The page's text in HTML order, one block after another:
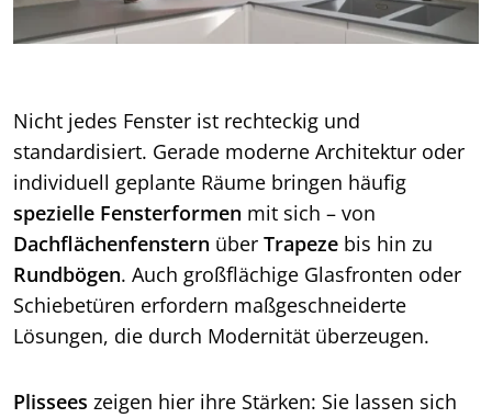
Nicht jedes Fenster ist rechteckig und
standardisiert. Gerade moderne Architektur oder
individuell geplante Räume bringen häufig
spezielle Fensterformen mit sich – von
Dachflächenfenstern über Trapeze bis hin zu
Rundbögen. Auch großflächige Glasfronten oder
Schiebetüren erfordern maßgeschneiderte
Lösungen, die durch Modernität überzeugen.
Plissees zeigen hier ihre Stärken: Sie lassen sich